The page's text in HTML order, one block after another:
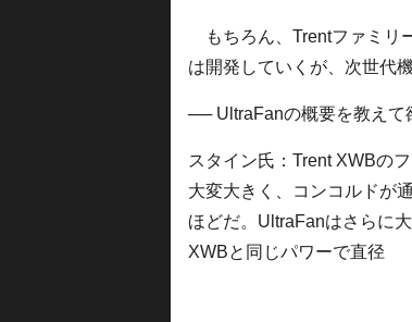
もちろん、Trentファミリ
は開発していくが、次世代
── UltraFanの概要を教えて
スタイン氏：Trent XWBの
大変大きく、コンコルドが
ほどだ。UltraFanはさらに
XWBと同じパワーで直径